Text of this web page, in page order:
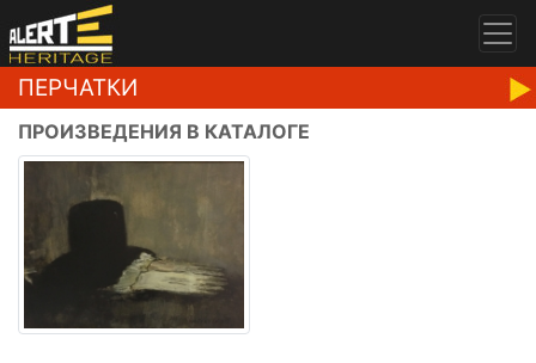
ПЕРЧАТКИ
ПРОИЗВЕДЕНИЯ В КАТАЛОГЕ